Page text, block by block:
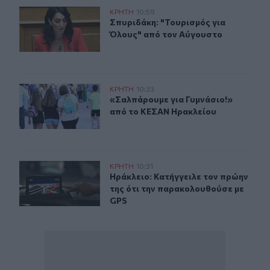
Σπυριδάκη: "Τουρισμός για Όλους" από τον Αύγουστο
ΚΡΗΤΗ 10:59
Σπυριδάκη: "Τουρισμός για
Σπυριδάκη: "Τουρισμός για
Όλους" από τον Αύγουστο
«Σαλπάρουμε για Γυμνάσιο!» από το ΚΕΣΑΝ Ηρακλείου
ΚΡΗΤΗ 10:33
«Σαλπάρουμε για Γυμνάσιο!» από
«Σαλπάρουμε για Γυμνάσιο!»
από το ΚΕΣΑΝ Ηρακλείου
Ηράκλειο: Κατήγγειλε τον πρώην της ότι την
ΚΡΗΤΗ 10:31
Ηράκλειο: Κατήγγειλε τον πρώην
Ηράκλειο: Κατήγγειλε τον πρώην
της ότι την παρακολουθούσε με
GPS